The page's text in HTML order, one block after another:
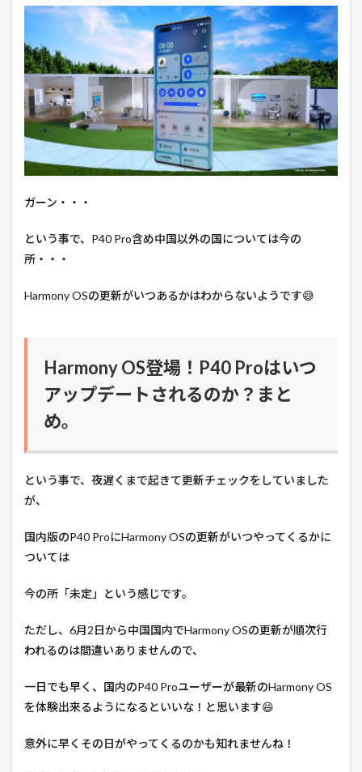
ガーン・・・
という事で、P40 Pro含め中国以外の国については今の
所・・・
Harmony OSの更新がいつあるかはわからないようです😅
Harmony OS登場！P40 Proはいつ
アップデートされるのか？まと
め。
という事で、夜遅くまで起きて更新チェックをしていました
が、
国内版のP40 ProにHarmony OSの更新がいつやってくるかに
ついては
今の所「未定」という感じです。
ただし、6月2日から中国国内でHarmony OSの更新が順次行
われるのは間違いありませんので、
一日でも早く、国内のP40 Proユーザーが最新のHarmony OS
を体験出来るようになるといいな！と思います😄
意外に早くその日がやってくるのかも知れませんね！